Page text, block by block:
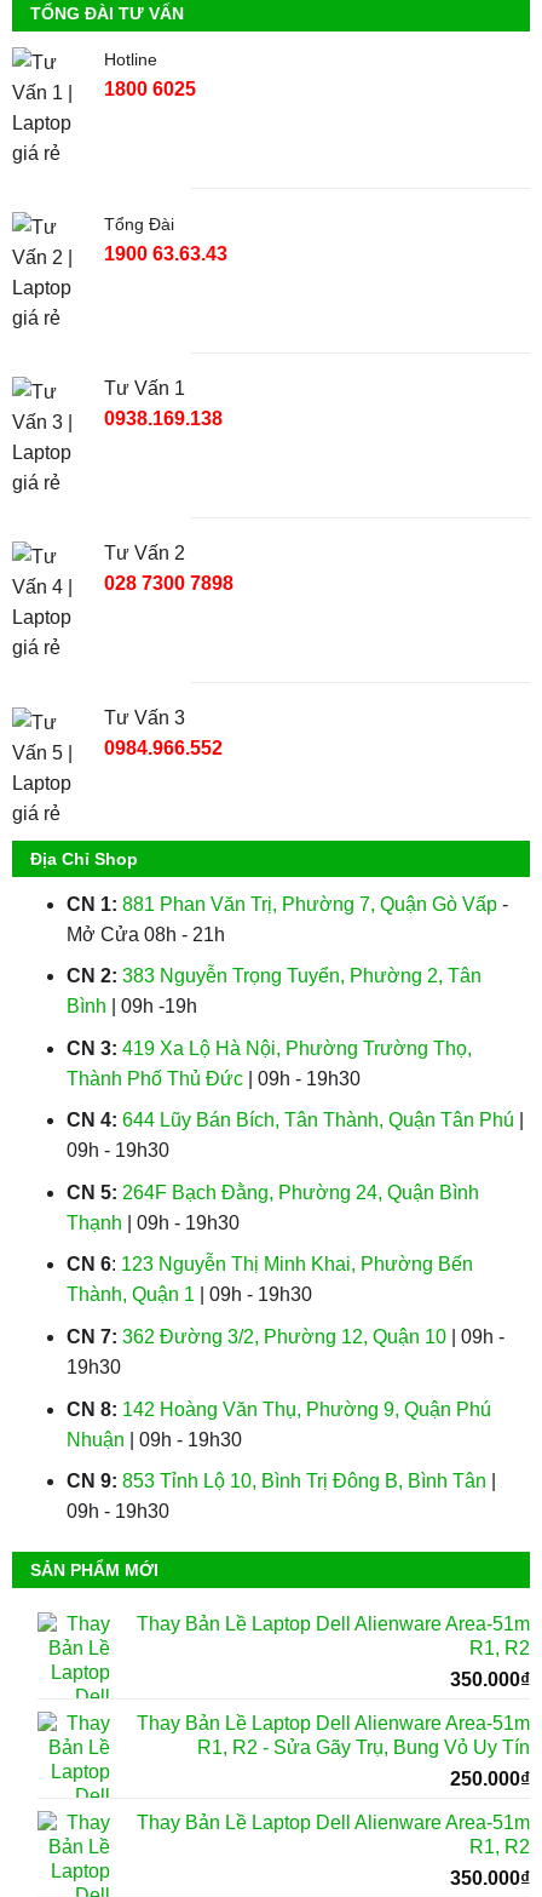
TỔNG ĐÀI TƯ VẤN
Hotline
1800 6025
Tổng Đài
1900 63.63.43
Tư Vấn 1
0938.169.138
Tư Vấn 2
028 7300 7898
Tư Vấn 3
0984.966.552
Địa Chỉ Shop
CN 1: 881 Phan Văn Trị, Phường 7, Quận Gò Vấp-
Mở Cửa 08h - 21h
CN 2: 383 Nguyễn Trọng Tuyển, Phường 2, Tân
Bình | 09h -19h
CN 3: 419 Xa Lộ Hà Nội, Phường Trường Thọ,
Thành Phố Thủ Đức| 09h - 19h30
CN 4: 644 Lũy Bán Bích, Tân Thành, Quận Tân Phú
09h - 19h30
CN 5: 264F Bạch Đằng, Phường 24, Quận Bình
Thạnh | 09h - 19h30
CN 6: 123 Nguyễn Thị Minh Khai, Phường Bến
Thành, Quận 1| 09h - 19h30
CN 7: 362 Đường 3/2, Phường 12, Quận 10| 09h -
19h30
CN 8: 142 Hoàng Văn Thụ, Phường 9, Quận Phú
Nhuận | 09h - 19h30
CN 9: 853 Tỉnh Lộ 10, Bình Trị Đông B, Bình Tân
09h - 19h30
SẢN PHẨM MỚI
Thay Bản Lề Laptop Dell Alienware Area-51m
R1, R2
350.000₫
Thay Bản Lề Laptop Dell Alienware Area-51m
R1, R2 - Sửa Gãy Trụ, Bung Vỏ Uy Tín
250.000₫
Thay Bản Lề Laptop Dell Alienware Area-51m
R1, R2
350.000₫